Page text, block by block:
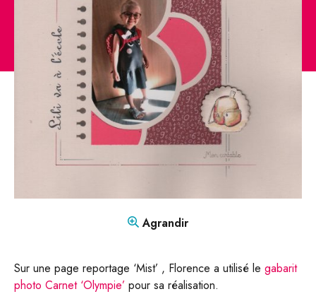
Mon compte
Boutique
DE
CONTACT
Agrandir
Sur une page reportage ‘Mist’ , Florence a utilisé le gabarit
photo Carnet ‘Olympie’ pour sa réalisation.